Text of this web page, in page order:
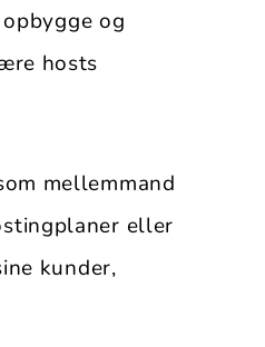
og
hosts
mellemmand
eller
kunder,